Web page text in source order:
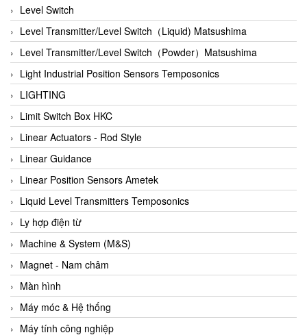
Atrax
Auma
Autec
Auto Flow
Automatic valve
Aventics
Avproglobal
Axiomtek
AZBIL
B&C Electronics
B&R
Babcok wilcox
Baelz Automatic Vietnam
Bahr Modultechnik Vietnam
Balluff
BamBo Vietnam
Level Switch
Level Transmitter/Level Switch（Liquid) Matsushima
Level Transmitter/Level Switch（Powder）Matsushima
Light Industrial Position Sensors Temposonics
LIGHTING
Limit Switch Box HKC
Linear Actuators - Rod Style
Linear Guidance
Linear Position Sensors Ametek
Liquid Level Transmitters Temposonics
Ly hợp điện từ
Machine & System (M&S)
Magnet - Nam châm
Màn hình
Máy móc & Hệ thống
Máy tính công nghiệp